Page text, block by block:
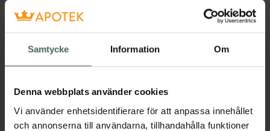
Samtycke Information Om
Denna webbplats använder cookies
Vi använder enhetsidentifierare för att anpassa innehållet
och annonserna till användarna, tillhandahålla funktioner
245,06 kr
I apotek: 245,06 kr
Aktuella erbjudanden